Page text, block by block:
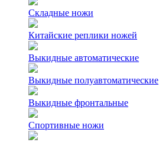
Складные ножи
Китайские реплики ножей
Выкидные автоматические
Выкидные полуавтоматические
Выкидные фронтальные
Спортивные ножи